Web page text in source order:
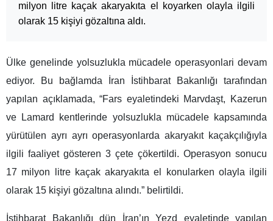
milyon litre kaçak akaryakıta el koyarken olayla ilgili
olarak 15 kişiyi gözaltına aldı.
Ülke genelinde yolsuzlukla mücadele operasyonlari devam
ediyor. Bu bağlamda İran İstihbarat Bakanlığı tarafından
yapılan açıklamada, “Fars eyaletindeki Marvdaşt, Kazerun
ve Lamard kentlerinde yolsuzlukla mücadele kapsamında
yürütülen ayrı ayrı operasyonlarda akaryakıt kaçakçılığıyla
ilgili faaliyet gösteren 3 çete çökertildi. Operasyon sonucu
17 milyon litre kaçak akaryakıta el konularken olayla ilgili
olarak 15 kişiyi gözaltına alındı.” belirtildi.
İstihbarat Bakanlığı dün İran’ın Yezd eyaletinde yapılan